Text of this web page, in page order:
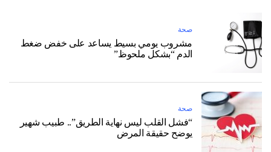
صحة
مشروب يومي بسيط يساعد على خفض ضغط
الدم “بشكل ملحوظ”
صحة
“فشل القلب ليس نهاية الطريق”.. طبيب شهير
يوضح حقيقة المرض